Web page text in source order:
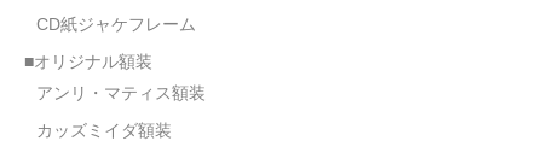
オーダーメイド額装
額装参考作品
CD紙ジャケフレーム
■オリジナル額装
アンリ・マティス額装
カッズミイダ額装